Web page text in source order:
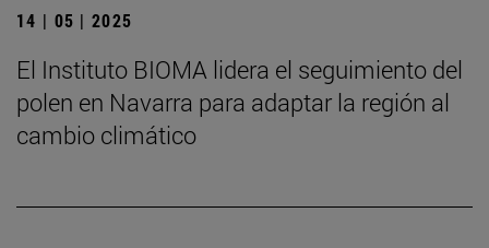
14 | 05 | 2025
El Instituto BIOMA lidera el seguimiento del
polen en Navarra para adaptar la región al
cambio climático